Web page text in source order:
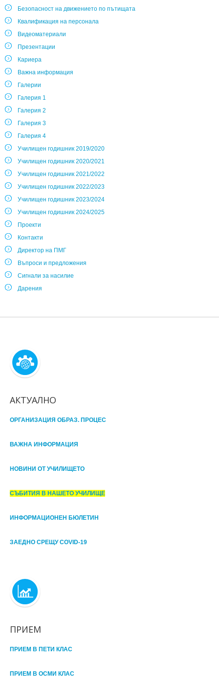
Безопасност на движението по пътищата
Квалификация на персонала
Видеоматериали
Презентации
Кариера
Важна информация
Галерии
Галерия 1
Галерия 2
Галерия 3
Галерия 4
Училищен годишник 2019/2020
Училищен годишник 2020/2021
Училищен годишник 2021/2022
Училищен годишник 2022/2023
Училищен годишник 2023/2024
Училищен годишник 2024/2025
Проекти
Контакти
Директор на ПМГ
Въпроси и предложения
Сигнали за насилие
Дарения
АКТУАЛНО
ОРГАНИЗАЦИЯ ОБРАЗ. ПРОЦЕС
ВАЖНА ИНФОРМАЦИЯ
НОВИНИ ОТ УЧИЛИЩЕТО
СЪБИТИЯ В НАШЕТО УЧИЛИЩЕ
ИНФОРМАЦИОНЕН БЮЛЕТИН
ЗАЕДНО СРЕЩУ COVID-19
ПРИЕМ
ПРИЕМ В ПЕТИ КЛАС
ПРИЕМ В ОСМИ КЛАС